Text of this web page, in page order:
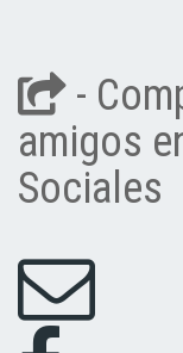
-
amigos
Sociales